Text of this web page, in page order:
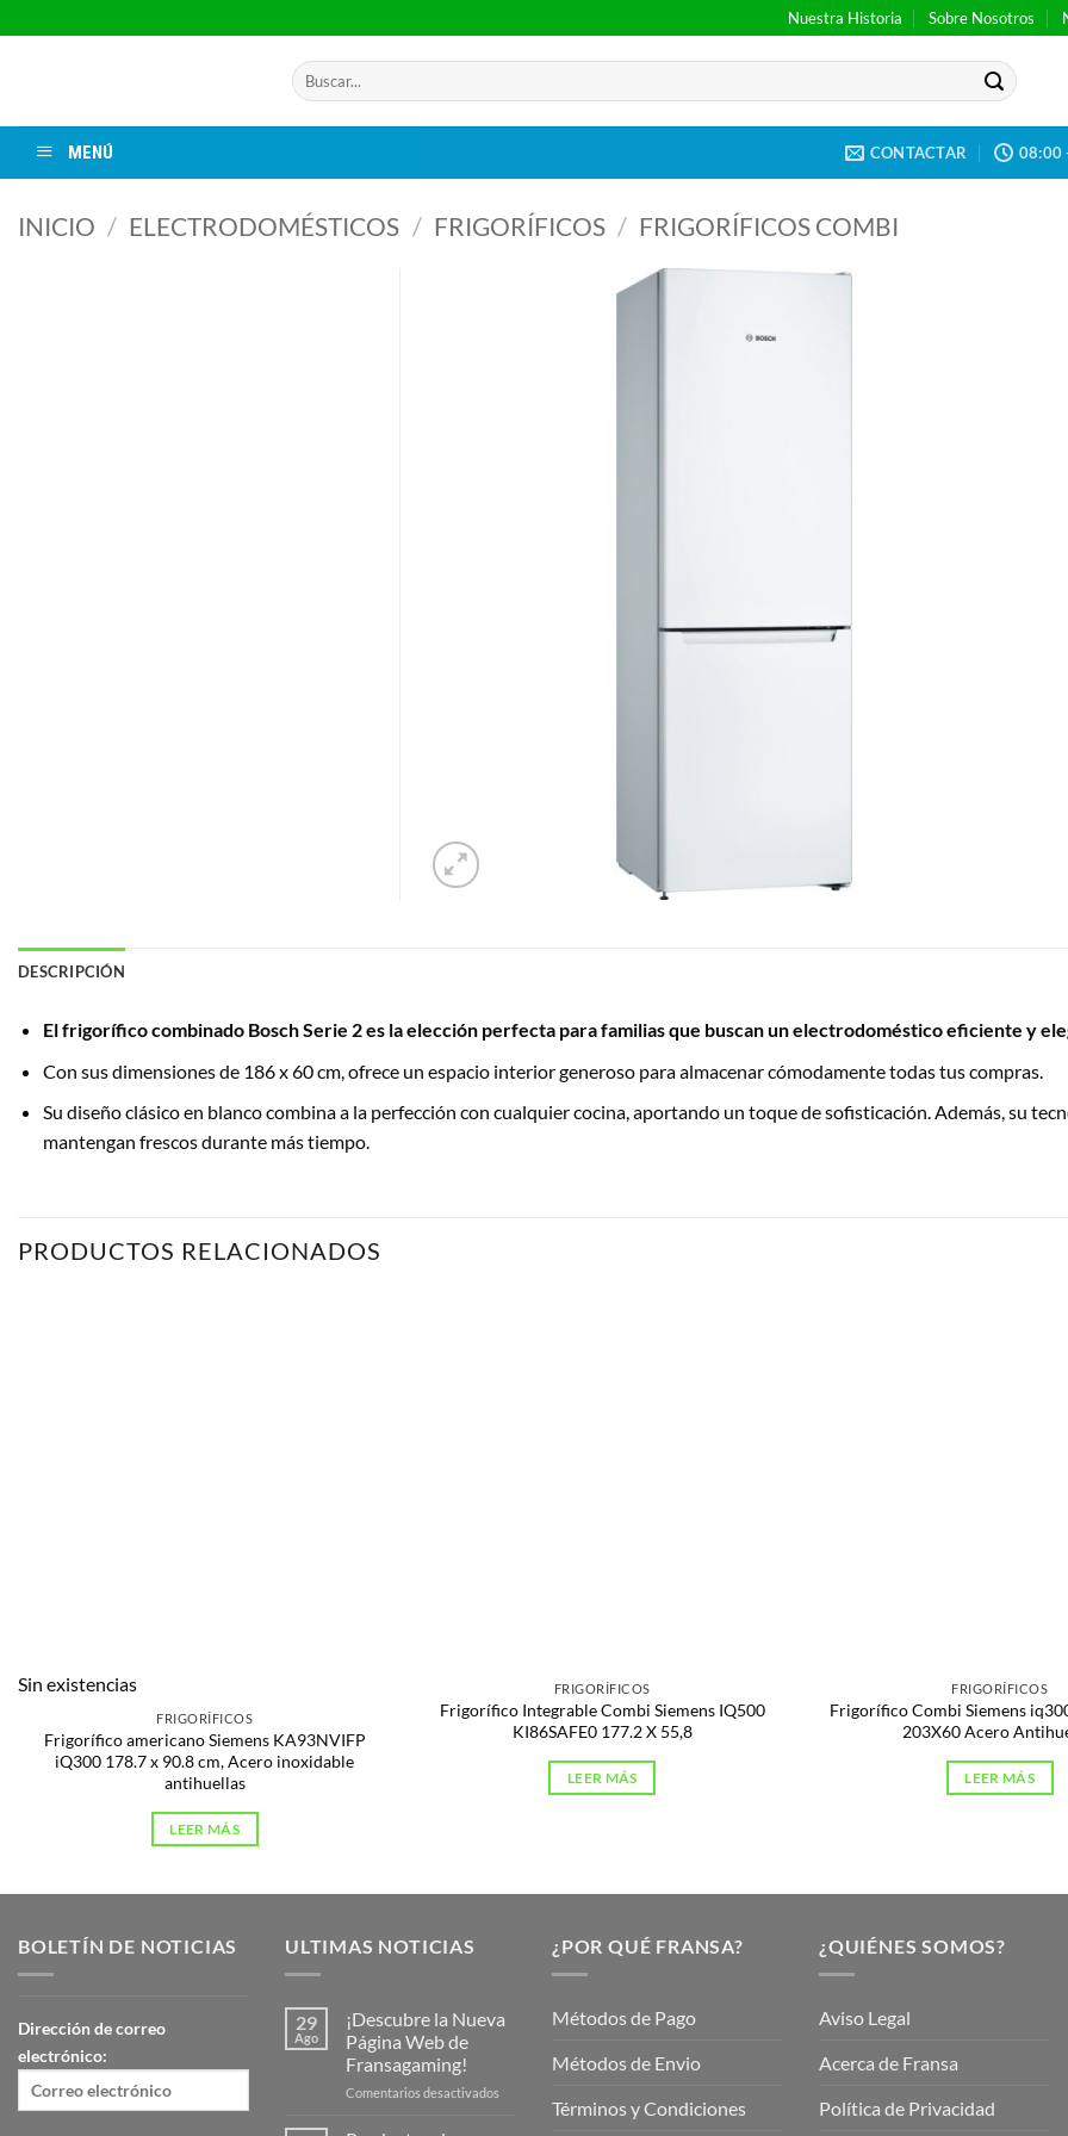
al
Nuestra Historia Sobre Nosotros
Buscar
por:
MENÚ CONTACTAR 08:00
INICIO / ELECTRODOMÉSTICOS / FRIGORÍFICOS / FRIGORÍFICOS COMBI
DESCRIPCIÓN
El frigorífico combinado Bosch Serie 2 es la elección perfecta para familias que buscan un electrodoméstico eficiente y
Con sus dimensiones de 186 x 60 cm, ofrece un espacio interior generoso para almacenar cómodamente todas tus compras.
Su diseño clásico en blanco combina a la perfección con cualquier cocina, aportando un toque de sofisticación. Además, su
mantengan frescos durante más tiempo.
PRODUCTOS RELACIONADOS
Sin existencias
FRIGORÍFICOS
Frigorífico americano Siemens KA93NVIFP
iQ300 178.7 x 90.8 cm, Acero inoxidable
antihuellas
LEER MÁS
FRIGORÍFICOS
Frigorífico Integrable Combi Siemens IQ500
KI86SAFE0 177.2 X 55,8
LEER MÁS
FRIGORÍFICOS
Frigorífico Combi Siemens
203X60 Acero
LEER MÁS
BOLETÍN DE NOTICIAS
Dirección de correo
electrónico:
ULTIMAS NOTICIAS
29
Ago
¡Descubre la Nueva
Página Web de
Fransagaming!
Comentarios desactivados
¿POR QUÉ FRANSA?
Métodos de Pago
Métodos de Envio
Términos y Condiciones
¿QUIÉNES SOMOS?
Aviso Legal
Acerca de Fransa
Política de Privacidad